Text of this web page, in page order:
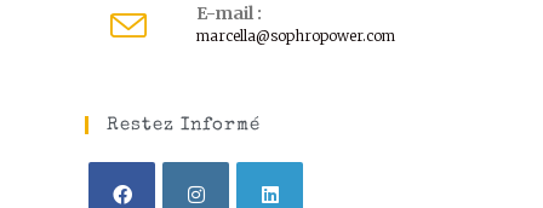
E-mail :
marcella@sophropower.com
Restez Informé